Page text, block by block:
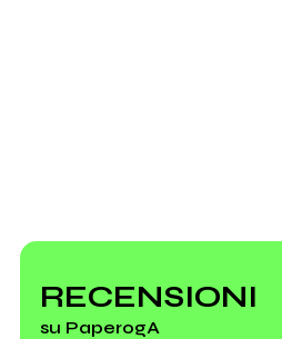
RECENSIONI
su PaperogA